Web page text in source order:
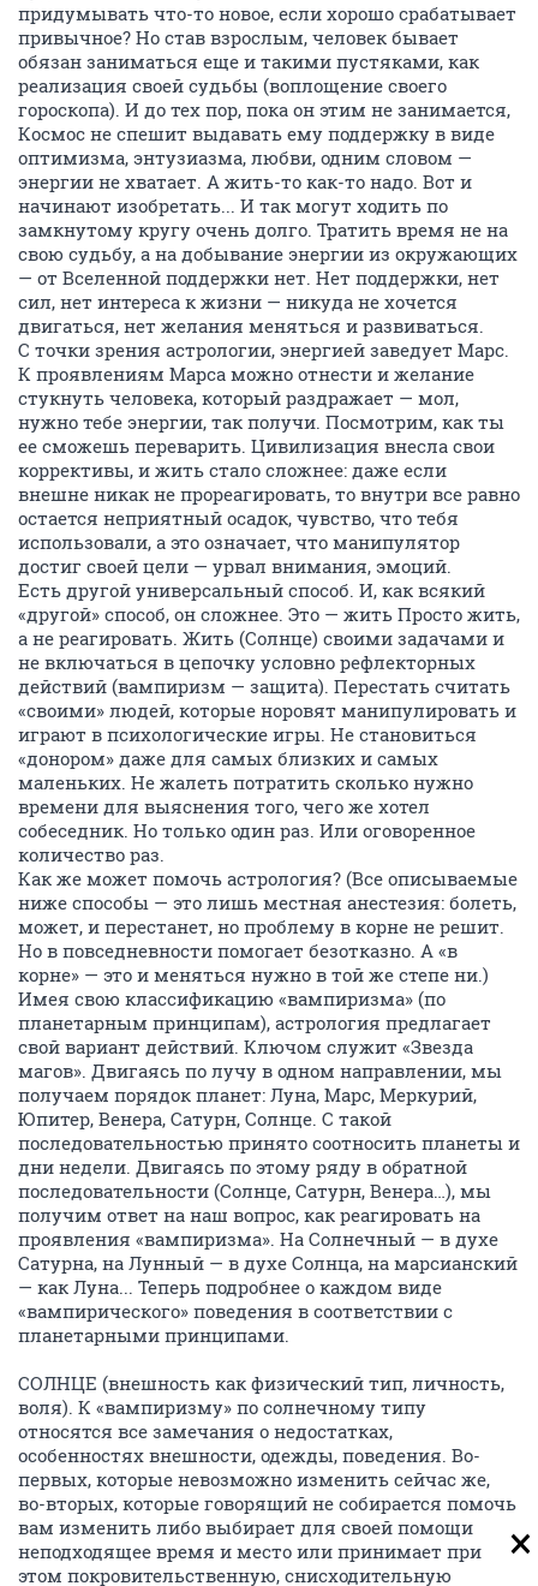
придумывать что-то новое, если хорошо срабатывает
привычное? Но став взрослым, человек бывает
обязан заниматься еще и такими пустяками, как
реализация своей судьбы (воплощение своего
гороскопа). И до тех пор, пока он этим не занимается,
Космос не спешит выдавать ему поддержку в виде
оптимизма, энтузиазма, любви, одним словом —
энергии не хватает. А жить-то как-то надо. Вот и
начинают изобретать... И так могут ходить по
замкнутому кругу очень долго. Тратить время не на
свою судьбу, а на добывание энергии из окружающих
— от Вселенной поддержки нет. Нет поддержки, нет
сил, нет интереса к жизни — никуда не хочется
двигаться, нет желания меняться и развиваться.
С точки зрения астрологии, энергией заведует Марс.
К проявлениям Марса можно отнести и желание
стукнуть человека, который раздражает — мол,
нужно тебе энергии, так получи. Посмотрим, как ты
ее сможешь переварить. Цивилизация внесла свои
коррективы, и жить стало сложнее: даже если
внешне никак не прореагировать, то внутри все равно
остается неприятный осадок, чувство, что тебя
использовали, а это означает, что манипулятор
достиг своей цели — урвал внимания, эмоций.
Есть другой универсальный способ. И, как всякий
«другой» способ, он сложнее. Это — жить Просто жить,
а не реагировать. Жить (Солнце) своими задачами и
не включаться в цепочку условно рефлекторных
действий (вампиризм — защита). Перестать считать
«своими» людей, которые норовят манипулировать и
играют в психологические игры. Не становиться
«донором» даже для самых близких и самых
маленьких. Не жалеть потратить сколько нужно
времени для выяснения того, чего же хотел
собеседник. Но только один раз. Или оговоренное
количество раз.
Как же может помочь астрология? (Все описываемые
ниже способы — это лишь местная анестезия: болеть,
может, и перестанет, но проблему в корне не решит.
Но в повседневности помогает безотказно. А «в
корне» — это и меняться нужно в той же степе ни.)
Имея свою классификацию «вампиризма» (по
планетарным принципам), астрология предлагает
свой вариант действий. Ключом служит «Звезда
магов». Двигаясь по лучу в одном направлении, мы
получаем порядок планет: Луна, Марс, Меркурий,
Юпитер, Венера, Сатурн, Солнце. С такой
последовательностью принято соотносить планеты и
дни недели. Двигаясь по этому ряду в обратной
последовательности (Солнце, Сатурн, Венера…), мы
получим ответ на наш вопрос, как реагировать на
проявления «вампиризма». На Солнечный — в духе
Сатурна, на Лунный — в духе Солнца, на марсианский
— как Луна... Теперь подробнее о каждом виде
«вампирического» поведения в соответствии с
планетарными принципами.
СОЛНЦЕ (внешность как физический тип, личность,
воля). К «вампиризму» по солнечному типу
относятся все замечания о недостатках,
особенностях внешности, одежды, поведения. Во-
первых, которые невозможно изменить сейчас же,
во-вторых, которые говорящий не собирается помочь
вам изменить либо выбирает для своей помощи
неподходящее время и место или принимает при
этом покровительственную, снисходительную